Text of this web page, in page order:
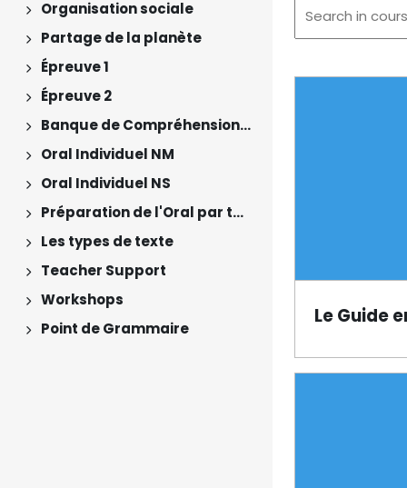
Expand
Organisation sociale
Expand
Partage de la planète
Expand
Épreuve 1
Expand
Épreuve 2
Expand
Banque de Compréhensions Orales
Expand
Oral Individuel NM
Expand
Oral Individuel NS
Expand
Préparation de l'Oral par thèmes
Expand
Les types de texte
Expand
Teacher Support
Expand
Workshops
Expand
Point de Grammaire
Le Guide